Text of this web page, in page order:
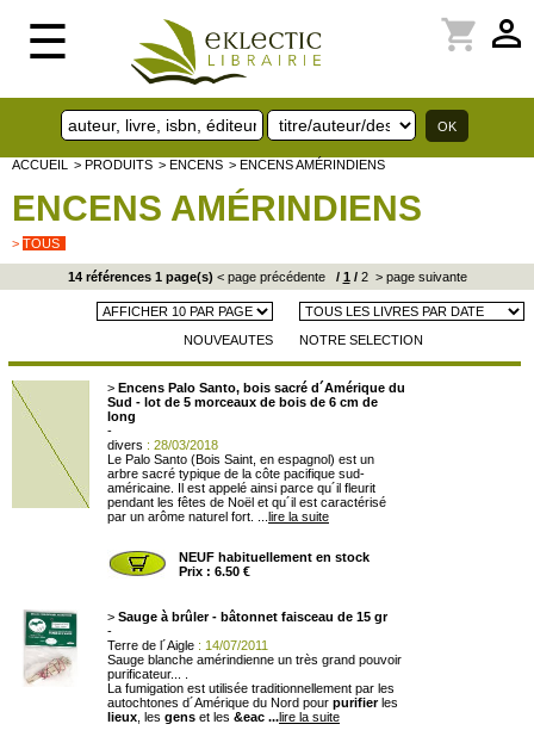
☰ perm_identity
shopping_cart
ACCUEIL > PRODUITS > ENCENS > ENCENS AMÉRINDIENS
ENCENS AMÉRINDIENS
> TOUS
14 références 1 page(s) < page précédente/ 1 /2 > page suivante
NOUVEAUTES NOTRE SELECTION
> Encens Palo Santo, bois sacré d´Amérique du
Sud - lot de 5 morceaux de bois de 6 cm de
long
-
divers : 28/03/2018
L e Palo Santo (Bois Saint, en espagnol) est un
arbre sacré typique de la côte pacifique sud-
américaine. Il est appelé ainsi parce qu´il fleurit
pendant les fêtes de Noël et qu´il est caractérisé
par un arôme naturel fort. ... lire la suite
NEUF habituellement en stock
Prix : 6.50 €
> Sauge à brûler - bâtonnet faisceau de 15 gr
-
Terre de l´Aigle : 14/07/2011
Sauge blanche amérindienne un très grand pouvoir
purificateur... .
La fumigation est utilisée traditionnellement par les
autochtones d´Amérique du Nord pour purifierles
lieux , les gens et les &eac ...lire la suite